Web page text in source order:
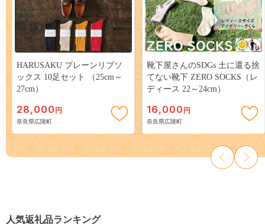
HARUSAKU プレーンリブソ
ックス 10足セット （25cm～
27cm）
28,000 円
奈良県広陵町
靴下屋さんのSDGs 土に還る捨
てない靴下 ZERO SOCKS（レ
ディース 22～24cm）
16,000 円
奈良県広陵町
人気返礼品ランキング